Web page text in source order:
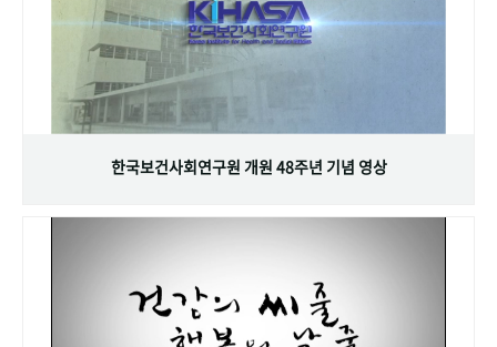
한국보건사회연구원 개원 48주년 기념 영상